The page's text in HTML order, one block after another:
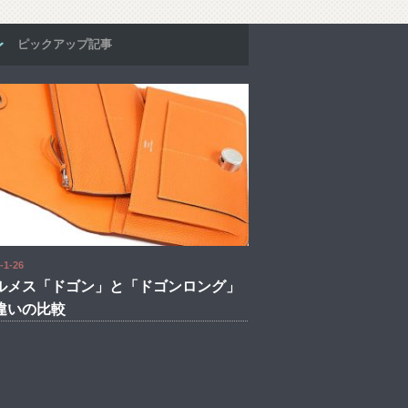
ピックアップ記事
1-26
メス「ドゴン」と「ドゴンロング」
いの比較